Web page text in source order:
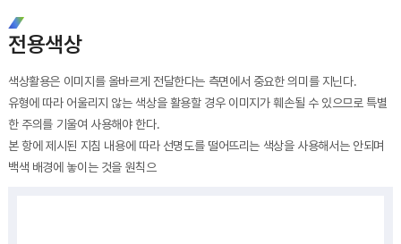
전용색상
색상활용은 이미지를 올바르게 전달한다는 측면에서 중요한 의미를 지닌다.
유형에 따라 어울리지 않는 색상을 활용할 경우 이미지가 훼손될 수 있으므로 특별
한 주의를 기울여 사용해야 한다.
본 항에 제시된 지침 내용에 따라 선명도를 떨어뜨리는 색상을 사용해서는 안되며
백색 배경에 놓이는 것을 원칙으